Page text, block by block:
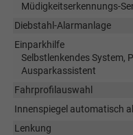
Müdigkeitserkennungs-
Diebstahl-Alarmanlage
Einparkhilfe
Selbstlenkendes System,
Ausparkassistent
Fahrprofilauswahl
Innenspiegel automatisch
Lenkung